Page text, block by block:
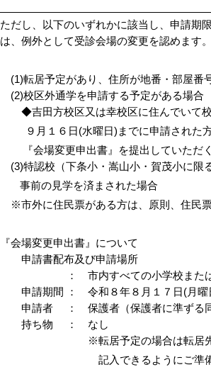
ただし、以下のいずれかに該当し、申請期
は、例外として受診会場の変更を認めます。
(1)転居予定があり、住所が地番・部屋番
(2)校区外通学を申請する予定がある場合
◆吉田方校区又は幸校区に住んでいて校
９月１６日(水曜日)までに申請された方
『会場変更申出書』を提出していただく
(3)特認校（下条小・嵩山小・賀茂小に限
事前の見学を済まされた場合
※市外に住民票がある方は、原則、住民
『会場変更申出書』について
申請書配布及び申請場所
： 市内すべての小学校または保健
申請期間 ： 令和８年８月１７日(月曜
申請者 ： 保護者（保護者に準ずる同
持ち物 ： なし
※転居予定の場合は転居先の住所
記入できるようにご準備く